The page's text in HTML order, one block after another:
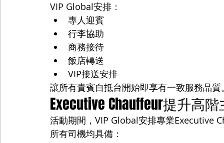
VIP Global安排：
專人迎賓
行李協助
商務接待
飯店轉送
VIP接送安排
讓所有貴賓自抵台開始即享有一致服務品質
Executive Chauffeur提升高
活動期間，VIP Global安排專業Executive
所有司機均具備：